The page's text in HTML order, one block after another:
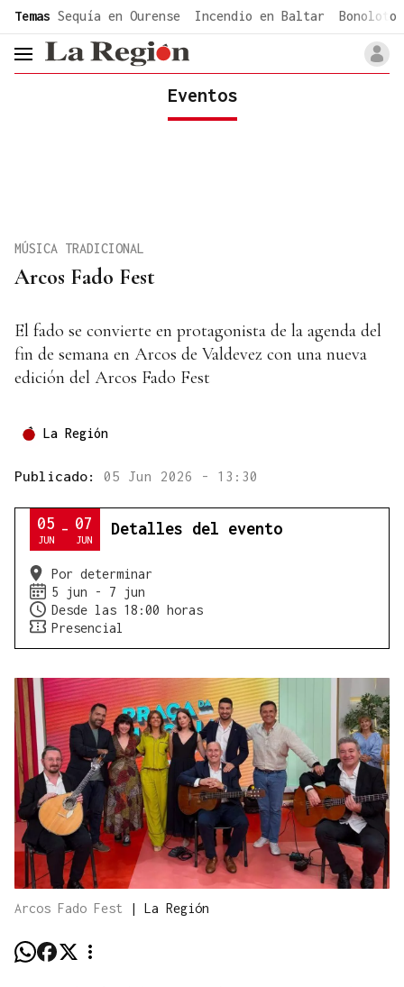
common.go-to-content
Temas Sequía en Ourense Incendio en Baltar Bonoloto
header.menu.open
Eventos
Arcos Fado Fest
MÚSICA TRADICIONAL
El fado se convierte en protagonista de la agenda del
fin de semana en Arcos de Valdevez con una nueva
edición del Arcos Fado Fest
La Región
Publicado: 05 Jun 2026 - 13:30
05
JUN
- 07
JUN
Detalles del evento
Por determinar
5 jun - 7 jun
Desde las 18:00 horas
Presencial
Arcos Fado Fest | La Región